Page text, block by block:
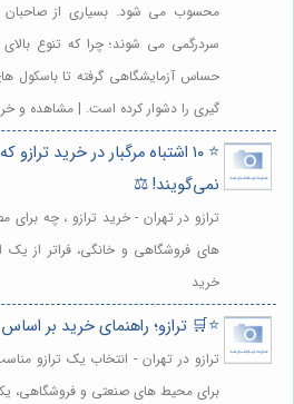
محسوب می شود. بسیاری از صاحبان
سردرگمی می شوند؛ چرا که تنوع بالای
حساس آزمایشگاهی گرفته تا باسکول
گیری را دشوار کرده است. | مشاهده و
⭐️ ۱۰ اشتباه مرگبار در خرید
نمی‌گویند! ⚖️
ترازو در تهران - خرید ترازو ، چه
های فروشگاهی و خانگی، فراتر از
خرید
⭐️🛒 ترازو؛ راهنمای خرید بر
ترازو در تهران - انتخاب یک ترازو
برای محیط های صنعتی و فروشگاهی،